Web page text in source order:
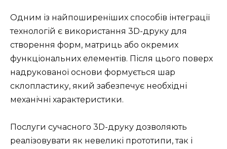
Одним із найпоширеніших способів інтеграції
технологій є використання 3D-друку для
створення форм, матриць або окремих
функціональних елементів. Після цього поверх
надрукованої основи формується шар
склопластику, який забезпечує необхідні
механічні характеристики.
Послуги сучасного 3D-друку дозволяють
реалізовувати як невеликі прототипи, так і